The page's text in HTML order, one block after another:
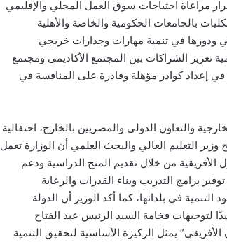
مراعاة احتياجات سوق العمل المحلي والإقليمي
بالجامعات الحكومية والخاصة والأهلية
ودورها في تنمية مهارات وجدارات خريجي
تعزيز الشراكات بين المجتمع الأكاديمي ومجتمع
إعداد كوادر مؤهلة وقادرة على المنافسة في
والتعاون الدولي والمصريين بالخارج، احتفالية
وزير التعليم العالي والبحث العلمي أن الوزارة تعمل
الأفريقية من خلال تقديم المنح الدراسية ودعم
برامج التدريب وبناء القدرات والرعاية
في بلدانها، كما أكد الوزير أن الدولة
لتوجيهات فخامة السيد الرئيس عبد الفتاح
يمثل الركيزة الأساسية لتحقيق التنمية